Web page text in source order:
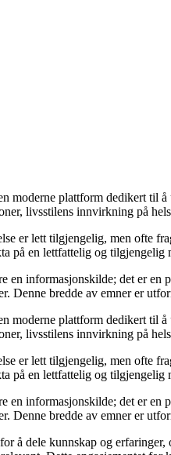
moderne plattform dedikert til
livsstilens innvirkning på
er lett tilgjengelig, men ofte
på en lettfattelig og
en informasjonskilde; det er
Denne bredde av emner er
moderne plattform dedikert til
livsstilens innvirkning på
er lett tilgjengelig, men ofte
på en lettfattelig og
en informasjonskilde; det er
Denne bredde av emner er
å dele kunnskap og